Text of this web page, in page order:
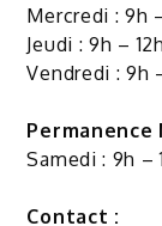
Mercredi : 9h
Jeudi : 9h – 12h
Vendredi : 9h
Permanence
Samedi : 9h –
Contact :